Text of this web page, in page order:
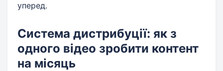
уперед.
Система дистрибуції: як з
одного відео зробити контент
на місяць